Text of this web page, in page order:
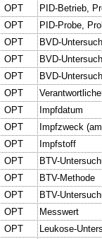
OPT
PID-Betrieb,
OPT
PID-Probe,
OPT
BVD-
OPT
BVD-
OPT
BVD-
OPT
OPT
Impfdatum
OPT
Impfzweck
OPT
Impfstoff
OPT
BTV-
OPT
BTV-Methode
OPT
BTV-
OPT
Messwert
OPT
Leukose-